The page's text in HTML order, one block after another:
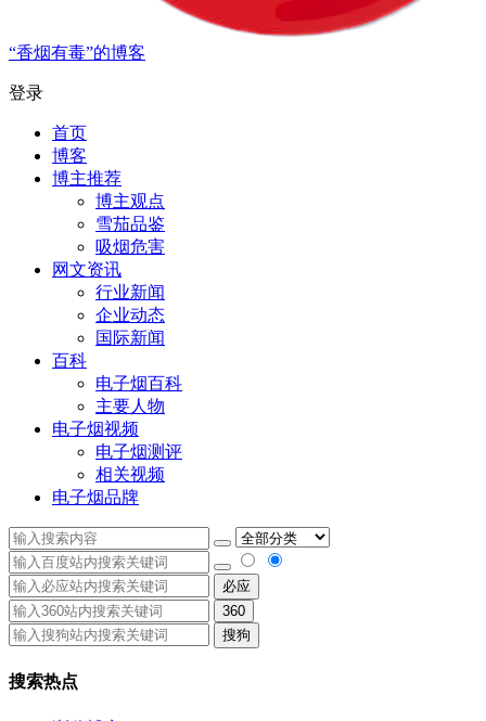
“香烟有毒”的博客
登录
首页
博客
博主推荐
博主观点
雪茄品鉴
吸烟危害
网文资讯
行业新闻
企业动态
国际新闻
百科
电子烟百科
主要人物
电子烟视频
电子烟测评
相关视频
电子烟品牌
必应
360
搜狗
搜索热点